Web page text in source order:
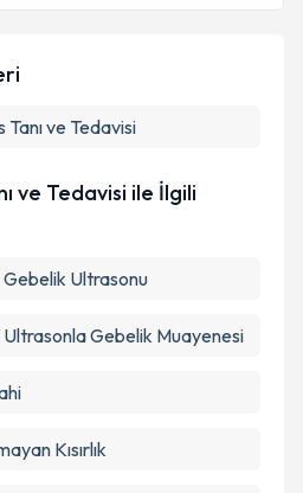
ve kişisel verilerimin belirtilen
ve Tedavisi
ve Tedavisi ile İlgili
Ultrasonu
Gebelik Muayenesi
Kısırlık